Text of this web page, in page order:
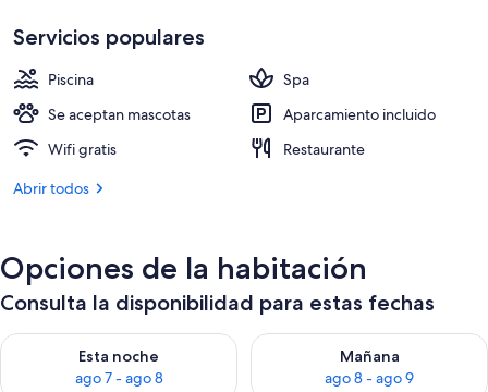
Bar (en el alojamiento)
Servicios populares
Piscina
Spa
Se aceptan mascotas
Aparcamiento incluido
Wifi gratis
Restaurante
Abrir todos
Opciones de la habitación
Consulta la disponibilidad para estas fechas
Esta noche
ago 7 - ago 8
Consulta la disponibilidad para esta noche, ago 7 - ago 8
Mañana
ago 8 - ago 9
Consulta la disponibilidad